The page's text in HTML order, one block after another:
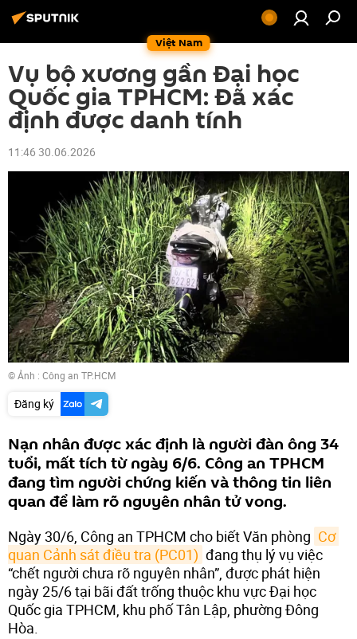
Việt Nam
Vụ bộ xương gần Đại học
Quốc gia TPHCM: Đã xác
định được danh tính
11:46 30.06.2026
© Ảnh : Công an TP.HCM
Đăng ký
Nạn nhân được xác định là người đàn ông 34
tuổi, mất tích từ ngày 6/6. Công an TPHCM
đang tìm người chứng kiến và thông tin liên
quan để làm rõ nguyên nhân tử vong.
Ngày 30/6, Công an TPHCM cho biết Văn phòng Cơ
quan Cảnh sát điều tra (PC01) đang thụ lý vụ việc
“chết người chưa rõ nguyên nhân”, được phát hiện
ngày 25/6 tại bãi đất trống thuộc khu vực Đại học
Quốc gia TPHCM, khu phố Tân Lập, phường Đông
Hòa.